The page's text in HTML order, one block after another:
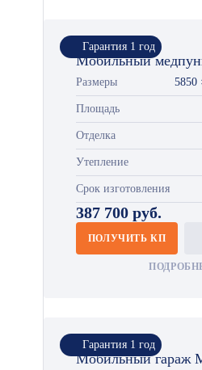
Гарантия 1 год
Мобильный
Размеры 5850
Площадь
Отделка
Утепление
Срок изготовления
387 700 руб.
ПОЛУЧИТЬ КП
Гарантия 1 год
Мобильный гараж